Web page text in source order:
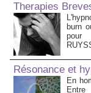
Therapies
burn
pour
Résonance et
En